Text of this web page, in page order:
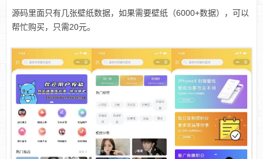
源码里面只有几张壁纸数据，如果需要壁纸（6000+数据），可以
帮忙购买，只需20元。